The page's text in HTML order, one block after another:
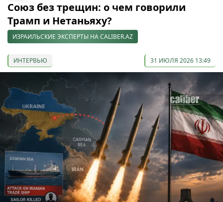
Союз без трещин: о чем говорили
Трамп и Нетаньяху?
ИЗРАИЛЬСКИЕ ЭКСПЕРТЫ НА CALIBER.AZ
ИНТЕРВЬЮ 31 ИЮЛЯ 2026 13:49